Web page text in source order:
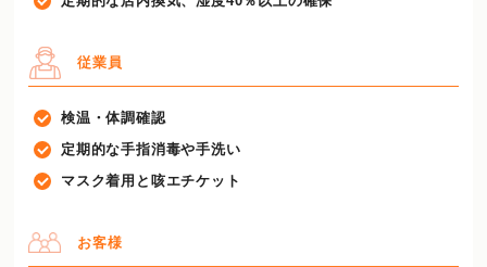
従業員
検温・体調確認
定期的な手指消毒や手洗い
マスク着用と咳エチケット
お客様